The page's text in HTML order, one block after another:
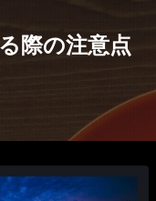
際の注意点